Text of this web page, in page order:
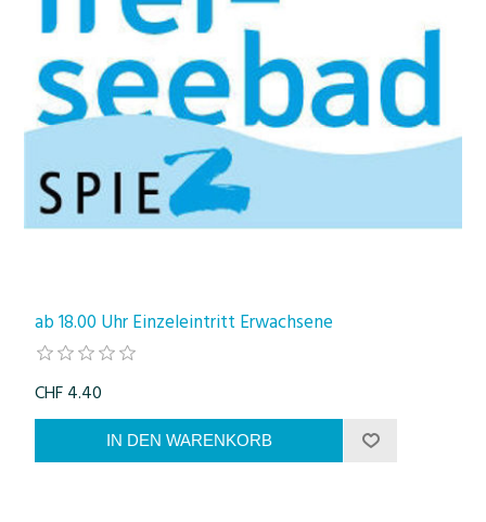
ab 18.00 Uhr Einzeleintritt Erwachsene
CHF 4.40